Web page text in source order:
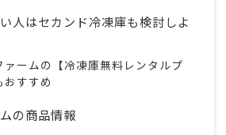
人はセカンド冷凍庫も検討しよ
ァームの【冷凍庫無料レンタルプ
おすすめ
の商品情報